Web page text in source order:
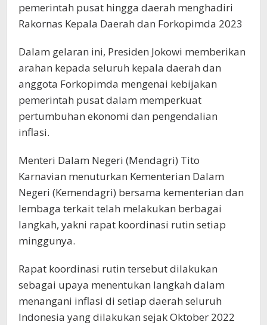
pemerintah pusat hingga daerah menghadiri
Rakornas Kepala Daerah dan Forkopimda 2023
Dalam gelaran ini, Presiden Jokowi memberikan
arahan kepada seluruh kepala daerah dan
anggota Forkopimda mengenai kebijakan
pemerintah pusat dalam memperkuat
pertumbuhan ekonomi dan pengendalian
inflasi.
Menteri Dalam Negeri (Mendagri) Tito
Karnavian menuturkan Kementerian Dalam
Negeri (Kemendagri) bersama kementerian dan
lembaga terkait telah melakukan berbagai
langkah, yakni rapat koordinasi rutin setiap
minggunya.
Rapat koordinasi rutin tersebut dilakukan
sebagai upaya menentukan langkah dalam
menangani inflasi di setiap daerah seluruh
Indonesia yang dilakukan sejak Oktober 2022